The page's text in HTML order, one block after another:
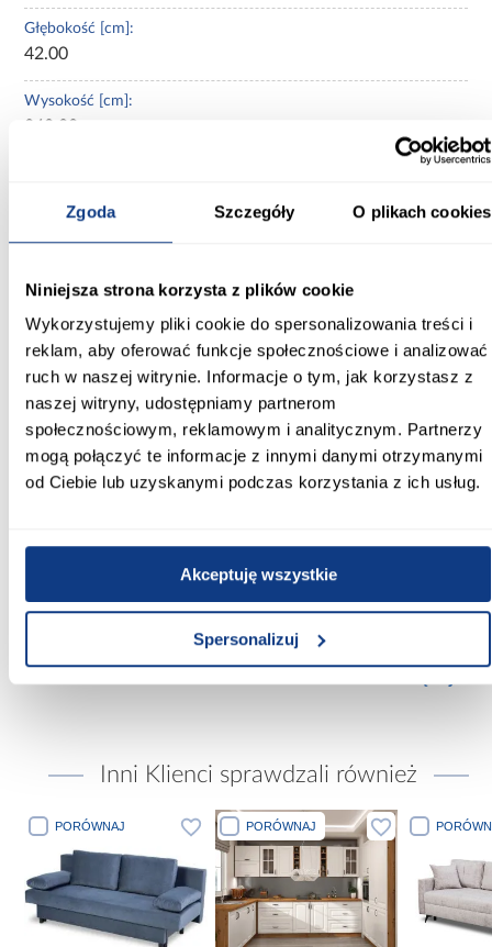
Zgoda Szczegóły O plikach cookies
Niniejsza strona korzysta z plików cookie
Wykorzystujemy pliki cookie do spersonalizowania treści i
reklam, aby oferować funkcje społecznościowe i analizować
ruch w naszej witrynie. Informacje o tym, jak korzystasz z
naszej witryny, udostępniamy partnerom
społecznościowym, reklamowym i analitycznym. Partnerzy
mogą połączyć te informacje z innymi danymi otrzymanymi
od Ciebie lub uzyskanymi podczas korzystania z ich usług.
Akceptuję wszystkie
Spersonalizuj
Głębokość [cm]:
42.00
Wysokość [cm]:
240.00
Kolor korpusu:
Wybarwienie:
białe
bez lustra
Ilość drzwi:
2-drzwiowa
Wykończenie korpusu:
Inni Klienci sprawdzali również
PORÓWNAJ PORÓWNAJ